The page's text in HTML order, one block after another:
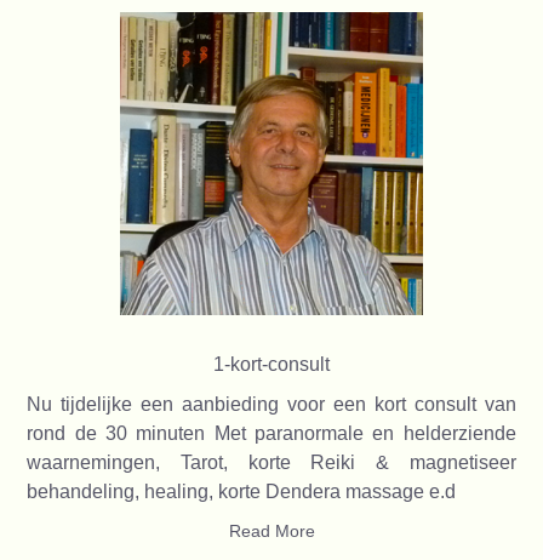
1-kort-consult
Nu tijdelijke een aanbieding voor een kort consult van
rond de 30 minuten Met paranormale en helderziende
waarnemingen, Tarot, korte Reiki & magnetiseer
behandeling, healing, korte Dendera massage e.d
Read More